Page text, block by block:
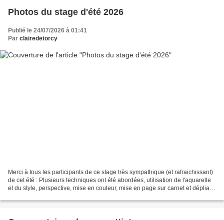
Photos du stage d'été 2026
Publié le 24/07/2026 à 01:41
Par clairedetorcy
Merci à tous les participants de ce stage très sympathique (et rafraichissant)
de cet été : Plusieurs techniques ont été abordées, utilisation de l'aquarelle
et du style, perspective, mise en couleur, mise en page sur carnet et dépliant,